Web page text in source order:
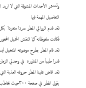
وتستمر الأحداث المشوقة التي لا
التفاصيل المهمة فيها
لقد قدم الروائي المطر سرداَ متفرداَ
فكانت ملفوظاته كما النقش الجميل
لقد قام المطر بطرح موضوعه المتخيل
قدراَ طيباَ من المناورة في وحدتي
لقد افاض علينا المطر حروفه العذبة
يقول المطر في